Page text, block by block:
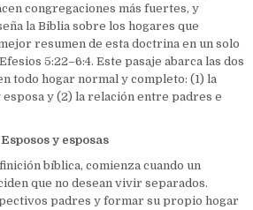
congregaciones más fuertes, y
la Biblia sobre los hogares que
resumen de esta doctrina en un solo
5:22–6:4. Este pasaje abarca las dos
todo hogar normal y completo: (1) la
y (2) la relación entre padres e
Esposos y esposas
bíblica, comienza cuando un
que no desean vivir separados.
padres y formar su propio hogar